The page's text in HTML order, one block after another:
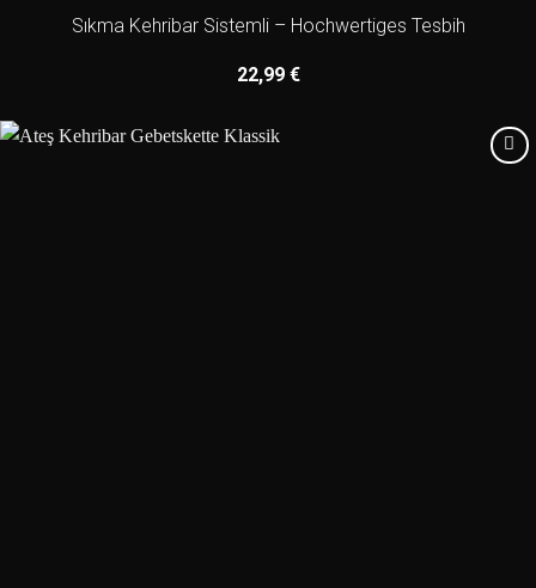
Sıkma Kehribar Sistemli – Hochwertiges Tesbih
22,99 €